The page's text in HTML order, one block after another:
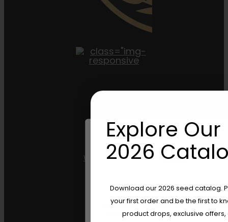
Shop VS
Winkelen in de EU
Detailhandel
Are You Aged 18 Or
The content and products of our
those of legal age.Please see
Explore Our
2026
Download our 2026 seed catalog.
your first order and be the first to
product drops, exclusive